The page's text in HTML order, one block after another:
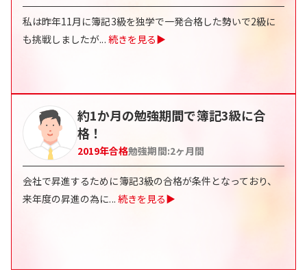
私は昨年11月に簿記3級を独学で一発合格した勢いで2級に
も挑戦しましたが... 続きを見る▶
約1か月の勉強期間で簿記3級に合
格！
2019年合格勉強期間:2ヶ月間
会社で昇進するために簿記3級の合格が条件となっており、
来年度の昇進の為に... 続きを見る▶